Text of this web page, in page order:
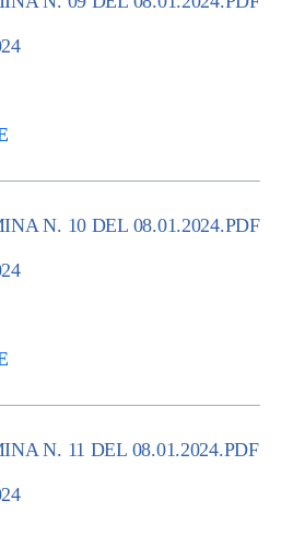
N. 10 DEL 08.01.2024.PDF
N. 11 DEL 08.01.2024.PDF